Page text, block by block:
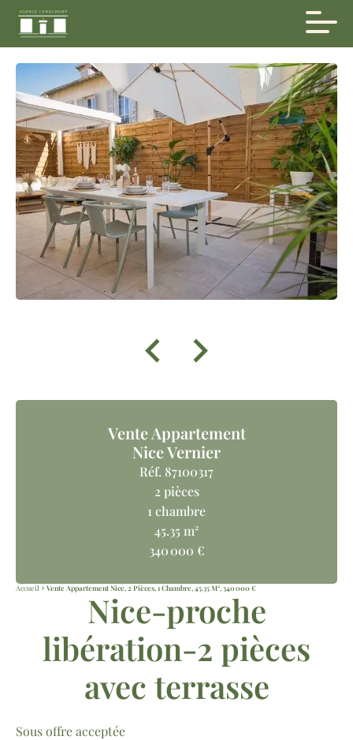
Vente Appartement
Nice Vernier
Réf. 87100317
2 pièces
1 chambre
45.35 m²
340 000 €
Accueil Vente Appartement Nice, 2 Pièces, 1 Chambre, 45.35 M², 340 000 €
Nice-proche
libération-2 pièces
avec terrasse
Sous offre acceptée